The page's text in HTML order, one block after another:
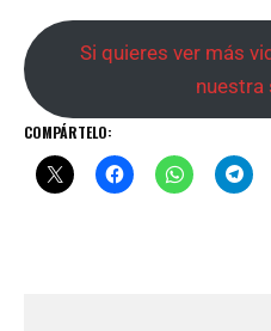
Si quieres ver más
nuestra
COMPÁRTELO: